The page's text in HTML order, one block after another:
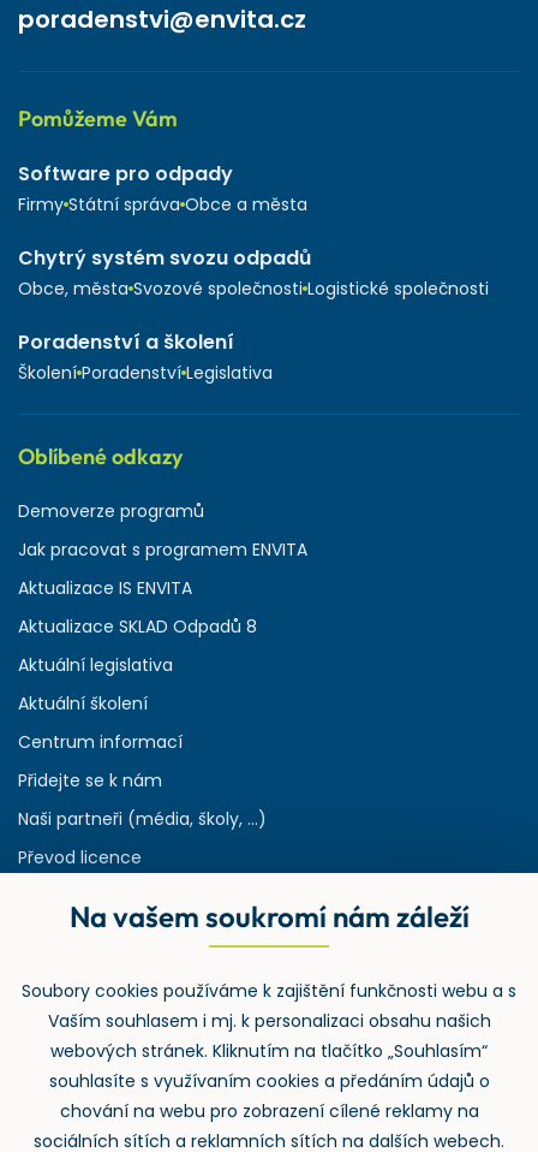
poradenstvi@envita.cz
Pomůžeme Vám
Software pro odpady
Firmy Státní správa Obce a města
Chytrý systém svozu odpadů
Obce, města Svozové společnosti Logistické společnosti
Poradenství a školení
Školení Poradenství Legislativa
Oblíbené odkazy
Demoverze programů
Jak pracovat s programem ENVITA
Aktualizace IS ENVITA
Aktualizace SKLAD Odpadů 8
Aktuální legislativa
Aktuální školení
Centrum informací
Přidejte se k nám
Naši partneři (média, školy, ...)
Převod licence
Rejstřík používaných zkratek v odpadech
Zpětný odběr
Na vašem soukromí nám záleží
Soubory cookies používáme k zajištění funkčnosti webu a s
Vaším souhlasem i mj. k personalizaci obsahu našich
webových stránek. Kliknutím na tlačítko „Souhlasím“
souhlasíte s využívaním cookies a předáním údajů o
chování na webu pro zobrazení cílené reklamy na
sociálních sítích a reklamních sítích na dalších webech.